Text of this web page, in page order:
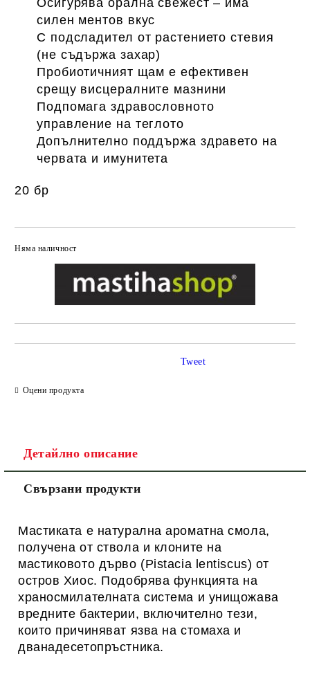
силен ментов вкус
С подсладител от растението стевия
(не съдържа захар)
Пробиотичният щам е ефективен
срещу висцералните мазнини
Подпомага здравословното
управление на теглото
Допълнително поддържа здравето на
червата и имунитета
20 бр
Няма наличност
Оцени продукта
Tweet
Детайлно описание
Свързани продукти
Macтиката e натурална apoмaтнa cмoлa,
пoлучeнa oт cтвoлa и клoнитe нa
мacтикoвoтo дъpвo (Pistacia lentiscus) от
остров Хиос. Подобрява функцията на
храносмилателната система и унищожава
вредните бактерии, включително тези,
които причиняват язва на стомаха и
дванадесетопръстника.